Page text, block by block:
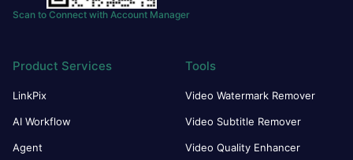
Scan to Connect with Account Manager
Product Services
LinkPix
AI Workflow
Agent
Tools
Video Watermark Remover
Video Subtitle Remover
Video Quality Enhancer